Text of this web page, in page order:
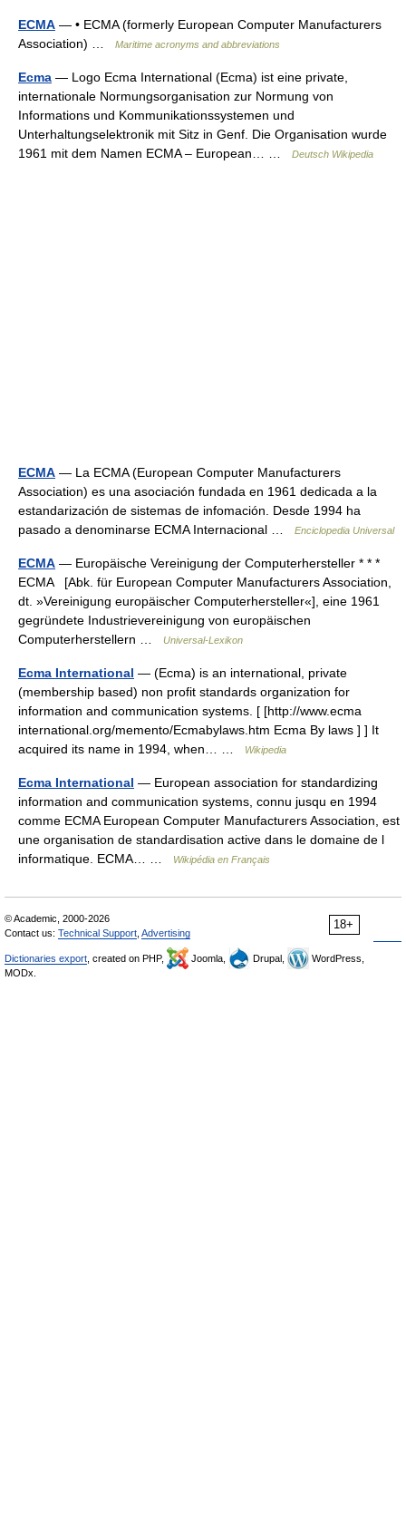
ECMA — • ECMA (formerly European Computer Manufacturers
Association) …
Maritime acronyms and abbreviations
Ecma — Logo Ecma International (Ecma) ist eine private,
internationale Normungsorganisation zur Normung von
Informations und Kommunikationssystemen und
Unterhaltungselektronik mit Sitz in Genf. Die Organisation wurde
1961 mit dem Namen ECMA – European… …
Deutsch Wikipedia
ECMA — La ECMA (European Computer Manufacturers
Association) es una asociación fundada en 1961 dedicada a la
estandarización de sistemas de infomación. Desde 1994 ha
pasado a denominarse ECMA Internacional …
Enciclopedia Universal
ECMA — Europäische Vereinigung der Computerhersteller * * *
ECMA [Abk. für European Computer Manufacturers Association,
dt. »Vereinigung europäischer Computerhersteller«], eine 1961
gegründete Industrievereinigung von europäischen
Computerherstellern …
Universal-Lexikon
Ecma International — (Ecma) is an international, private
(membership based) non profit standards organization for
information and communication systems. [ [http://www.ecma
international.org/memento/Ecmabylaws.htm Ecma By laws ] ] It
acquired its name in 1994, when… …
Wikipedia
Ecma International — European association for standardizing
information and communication systems, connu jusqu en 1994
comme ECMA European Computer Manufacturers Association, est
une organisation de standardisation active dans le domaine de l
informatique. ECMA… …
Wikipédia en Français
18+
© Academic, 2000-2026
Contact us: Technical Support Advertising
Dictionaries export , created on PHP, Joomla, Drupal,
WordPress,
MODx.